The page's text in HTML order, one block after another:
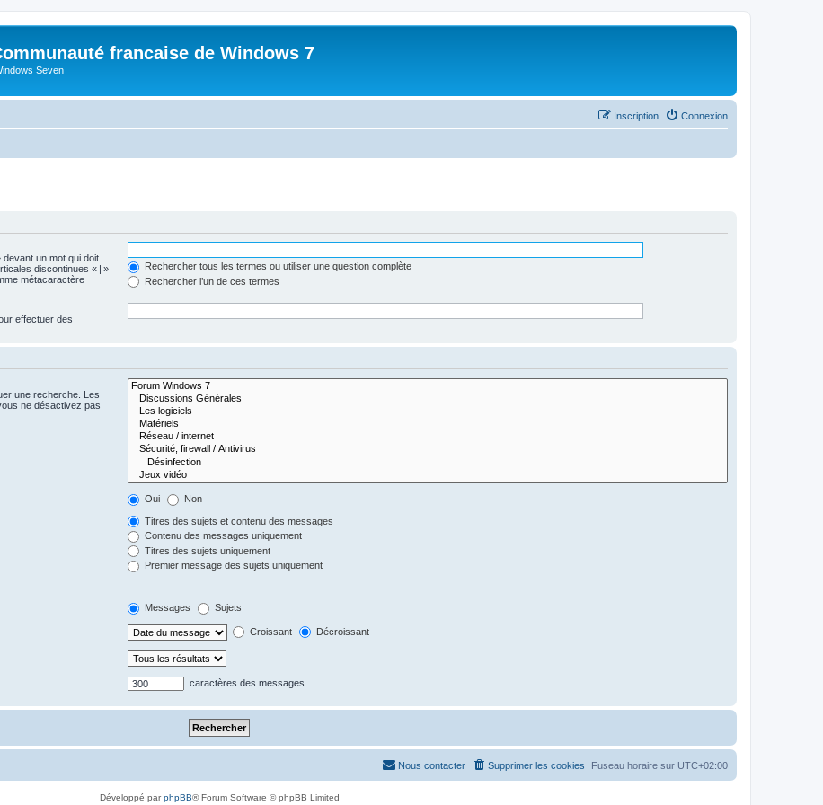
francaise de Windows 7
Seven
Connexion
Inscription
un mot qui doit
discontinues « | »
métacaractère
Rechercher tous les termes ou utiliser une question complète
Rechercher l’un de ces termes
effectuer des
une recherche. Les
ne désactivez pas
Oui Non
Titres des sujets et contenu des messages
Contenu des messages uniquement
Titres des sujets uniquement
Premier message des sujets uniquement
Messages Sujets
Croissant Décroissant
caractères des messages
Fuseau horaire sur UTC+02:00
Supprimer les cookies
Nous contacter
Développé parphpBB® Forum Software © phpBB Limited